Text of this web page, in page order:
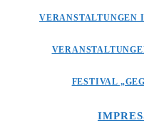
VERANSTALTUNGEN
FESTIVAL